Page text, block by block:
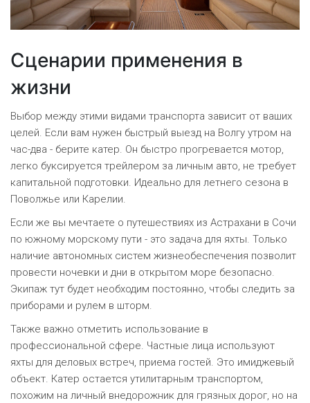
Сценарии применения в
жизни
Выбор между этими видами транспорта зависит от ваших
целей. Если вам нужен быстрый выезд на Волгу утром на
час-два - берите катер. Он быстро прогревается мотор,
легко буксируется трейлером за личным авто, не требует
капитальной подготовки. Идеально для летнего сезона в
Поволжье или Карелии.
Если же вы мечтаете о путешествиях из Астрахани в Сочи
по южному морскому пути - это задача для яхты. Только
наличие автономных систем жизнеобеспечения позволит
провести ночевки и дни в открытом море безопасно.
Экипаж тут будет необходим постоянно, чтобы следить за
приборами и рулем в шторм.
Также важно отметить использование в
профессиональной сфере. Частные лица используют
яхты для деловых встреч, приема гостей. Это имиджевый
объект. Катер остается утилитарным транспортом,
похожим на личный внедорожник для грязных дорог, но на